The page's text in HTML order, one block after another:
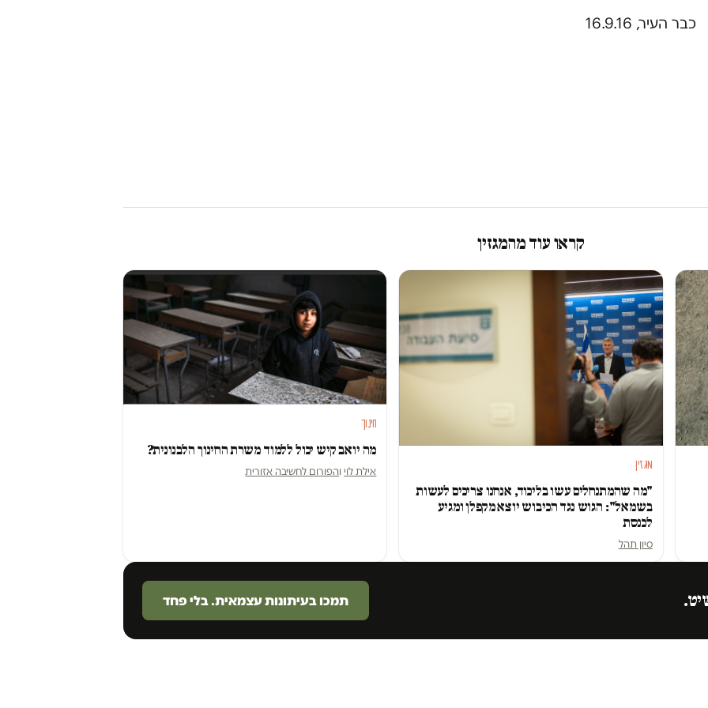
כבר העיר, 16.9.16
קראו עוד מהמגזין
מגזין
"מה שהמתנחלים עשו בליכוד, אנחנו צריכים לעשות
בשמאל": הגוש נגד הכיבוש יוצא מקפלן ומגיע
לכנסת
סיון תהל
חינוך
מה יואב קיש יכול ללמוד משרת החינוך הלבנונית?
אילת לויוהפורום לחשיבה אזורית
תמכו בעיתונות עצמאית. בלי פחד